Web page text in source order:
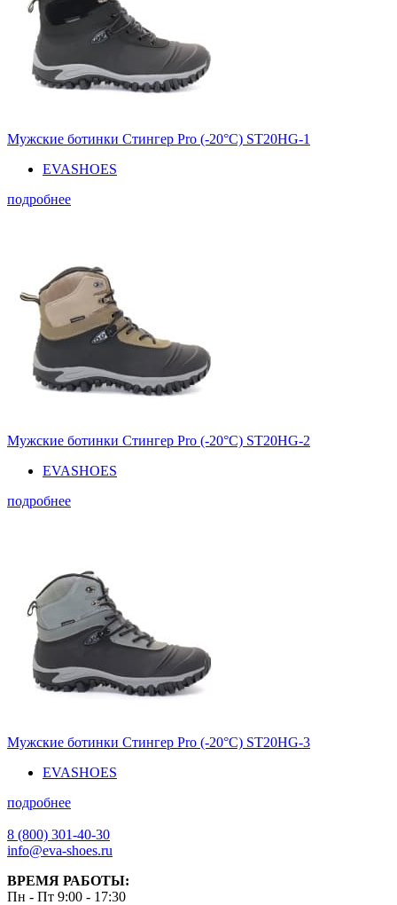
Мужские ботинки Стингер Pro (-20°С) ST20HG-1
EVASHOES
подробнее
Мужские ботинки Стингер Pro (-20°С) ST20HG-2
EVASHOES
подробнее
Мужские ботинки Стингер Pro (-20°С) ST20HG-3
EVASHOES
подробнее
8 (800) 301-40-30
info@eva-shoes.ru
ВРЕМЯ РАБОТЫ:
Пн - Пт 9:00 - 17:30